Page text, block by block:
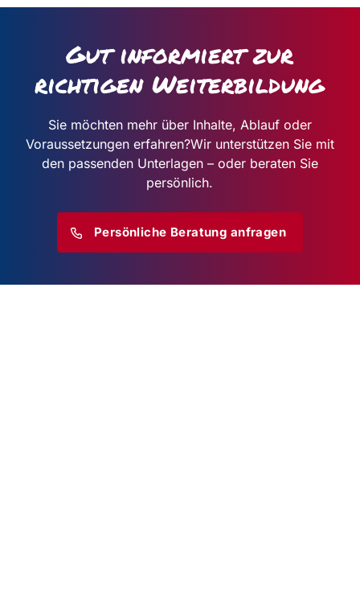
Gut informiert zur
richtigen Weiterbildung
Sie möchten mehr über Inhalte, Ablauf oder
Voraussetzungen erfahren?Wir unterstützen Sie mit
den passenden Unterlagen – oder beraten Sie
persönlich.
Persönliche Beratung anfragen